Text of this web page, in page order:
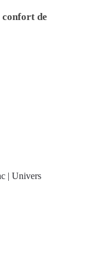
confort de